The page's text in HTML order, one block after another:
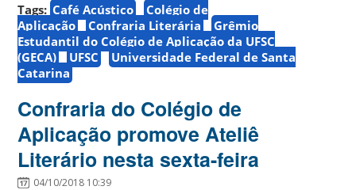
Tags: Café Acústico
Colégio de
Aplicação
Confraria Literária
Grêmio
Estudantil do Colégio de Aplicação da UFSC
(GECA)
UFSC
Universidade Federal de Santa
Catarina
Confraria do Colégio de
Aplicação promove Ateliê
Literário nesta sexta-feira
04/10/2018 10:39